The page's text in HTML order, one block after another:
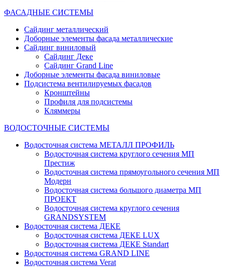
ФАСАДНЫЕ СИСТЕМЫ
Сайдинг металлический
Доборные элементы фасада металлические
Сайдинг виниловый
Сайдинг Деке
Сайдинг Grand Line
Доборные элементы фасада виниловые
Подсистема вентилируемых фасадов
Кронштейны
Профиля для подсистемы
Кляммеры
ВОДОСТОЧНЫЕ СИСТЕМЫ
Водосточная система МЕТАЛЛ ПРОФИЛЬ
Водосточная система круглого сечения МП
Престиж
Водосточная система прямоугольного сечения МП
Модерн
Водосточная система большого диаметра МП
ПРОЕКТ
Водосточная система круглого сечения
GRANDSYSTEM
Водосточная система ДЕКЕ
Водосточная система ДЕКЕ LUX
Водосточная система ДЕКЕ Standart
Водосточная система GRAND LINE
Водосточная система Verat